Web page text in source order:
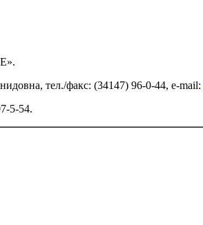
тел./факс: (34147) 96-0-44, e-mail:
5-54.